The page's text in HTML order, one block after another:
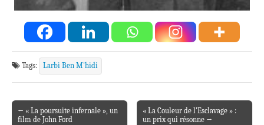
Tags: Larbi Ben M'hidi
Post navigation
← « La poursuite infernale », un
film de John Ford
« La Couleur de l’Esclavage » :
un prix qui résonne →